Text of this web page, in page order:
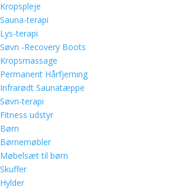
Kropspleje
Sauna-terapi
Lys-terapi
Søvn -Recovery Boots
Kropsmassage
Permanent Hårfjerning
Infrarødt Saunatæppe
Søvn-terapi
Fitness udstyr
Børn
Børnemøbler
Møbelsæt til børn
Skuffer
Hylder